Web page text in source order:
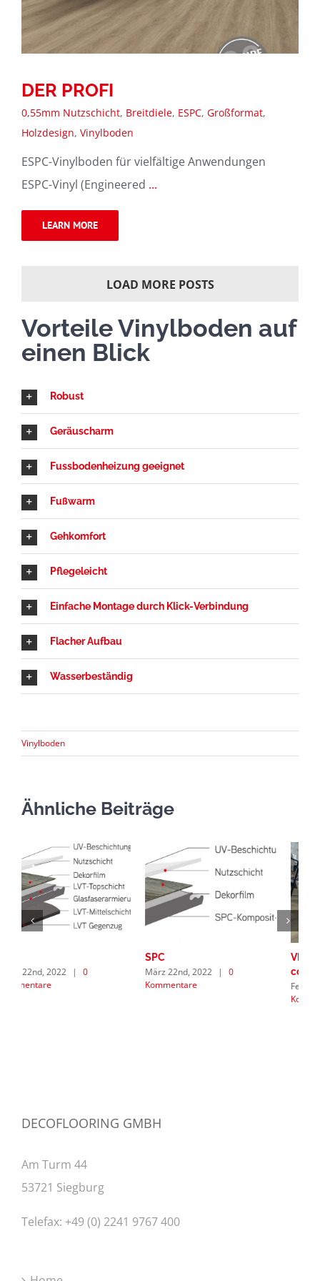
DER PROFI
0,55mm Nutzschicht, Breitdiele, ESPC, Großformat,
Holzdesign, Vinylboden
ESPC-Vinylboden für vielfältige Anwendungen
ESPC-Vinyl (Engineered ...
LEARN MORE
LOAD MORE POSTS
Vorteile Vinylboden auf
einen Blick
Robust
Geräuscharm
Fussbodenheizung geeignet
Fußwarm
Gehkomfort
Pflegeleicht
Einfache Montage durch Klick-Verbindung
Flacher Aufbau
Wasserbeständig
Vinylboden
Ähnliche Beiträge
März 22nd, 2022
Kommentare
VINYL Oberfläche 4S-star-
coating
Februar 7th, 2021
DECOFLOORING GMBH
Am Turm 44
53721 Siegburg
Telefax: +49 (0) 2241 9767 400